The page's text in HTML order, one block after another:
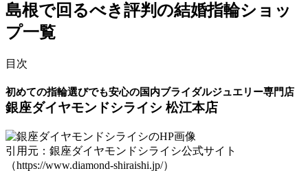
島根で回るべき評判の結婚指輪ショッ
プ一覧
目次
初めての指輪選びでも安心の国内ブライダルジュエリー専門店
銀座ダイヤモンドシライシ 松江本店
引用元：銀座ダイヤモンドシライシ公式サイト
（https://www.diamond-shiraishi.jp/）